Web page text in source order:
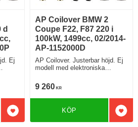
d
Ej
Lägg till i favoriter
AP Coilover BMW 2
Coupe F22, F87 220 i
100kW, 1499cc, 02/2014-
AP-1152000D
AP Coilover. Justerbar höjd. Ej
modell med elektroniska
9 260 KR
KÖP